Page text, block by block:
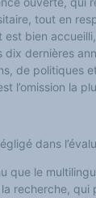
tout en
bien
dernières
de politiques
l’omission la
dans
que le
recherche, qui